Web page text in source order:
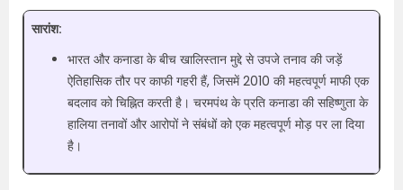
सारांश:
भारत और कनाडा के बीच खालिस्तान मुद्दे से उपजे तनाव की जड़ें
ऐतिहासिक तौर पर काफी गहरी हैं, जिसमें 2010 की महत्वपूर्ण माफी एक
बदलाव को चिह्नित करती है। चरमपंथ के प्रति कनाडा की सहिष्णुता के
हालिया तनावों और आरोपों ने संबंधों को एक महत्वपूर्ण मोड़ पर ला दिया
है।